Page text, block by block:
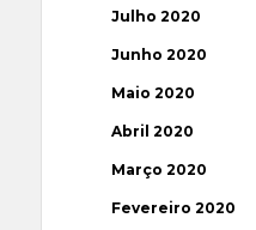
Julho 2020
Junho 2020
Maio 2020
Abril 2020
Março 2020
Fevereiro 2020